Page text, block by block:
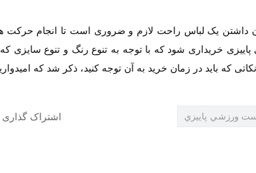
داشتن یک لباس راحت لازم و ضروری است تا انجام حرکت
خریداری شود که با توجه به تنوع رنگ و تنوع سایزی
که باید در زمان خرید به آن توجه کنید، ذکر شد که
ورزشي پاييزي اشتراک